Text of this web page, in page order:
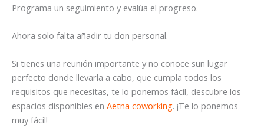
Programa un seguimiento y evalúa el progreso.
Ahora solo falta añadir tu don personal.
Si tienes una reunión importante y no conoce sun lugar
perfecto donde llevarla a cabo, que cumpla todos los
requisitos que necesitas, te lo ponemos fácil, descubre los
espacios disponibles en Aetna coworking. ¡Te lo ponemos
muy fácil!